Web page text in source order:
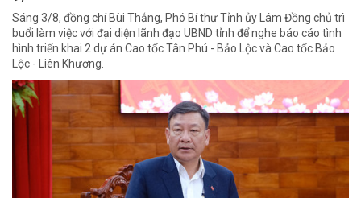
Sáng 3/8, đồng chí Bùi Thắng, Phó Bí thư Tỉnh ủy Lâm Đồng chủ trì
buổi làm việc với đại diện lãnh đạo UBND tỉnh để nghe báo cáo tình
hình triển khai 2 dự án Cao tốc Tân Phú - Bảo Lộc và Cao tốc Bảo
Lộc - Liên Khương.